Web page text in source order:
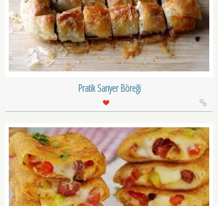
Pratik Sarıyer Böreği